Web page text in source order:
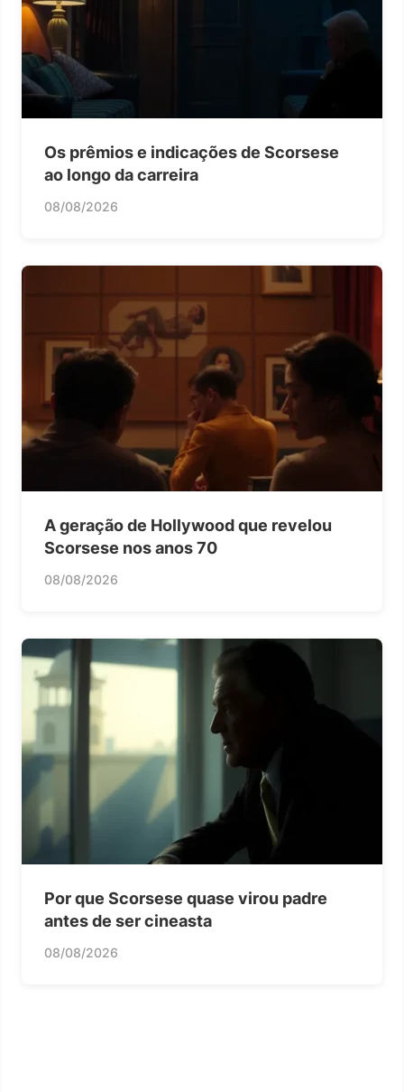
Os prêmios e indicações de Scorsese
ao longo da carreira
08/08/2026
A geração de Hollywood que revelou
Scorsese nos anos 70
08/08/2026
Por que Scorsese quase virou padre
antes de ser cineasta
08/08/2026